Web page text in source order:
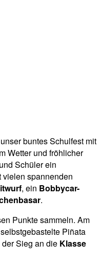
buntes Schulfest mit
Wetter und fröhlicher
Schüler ein
spannenden
, ein Bobbycar-
.
Punkte sammeln. Am
Piñata
Sieg an die Klasse